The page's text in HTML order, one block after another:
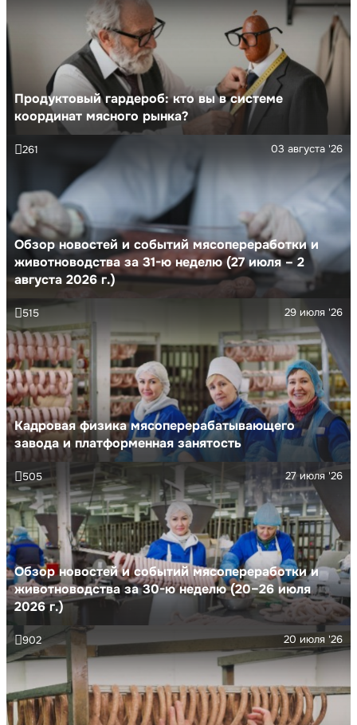
Продуктовый гардероб: кто вы в системе
координат мясного рынка?
Обзор новостей и событий мясопереработки и
животноводства за 31-ю неделю (27 июля – 2
августа 2026 г.)
03 августа '26
261
Кадровая физика мясоперерабатывающего
завода и платформенная занятость
29 июля '26
515
Обзор новостей и событий мясопереработки и
животноводства за 30-ю неделю (20–26 июля
2026 г.)
27 июля '26
505
20 июля '26
902